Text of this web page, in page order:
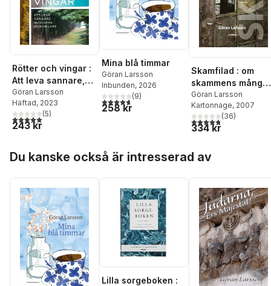
Rötter och vingar :
Att leva sannare,
modigare och
helare
Göran Larsson
Häftad, 2023
5,0utav 5 stjärnor. Totalt antal röster:
(5)
243 kr
Mina blå timmar
Göran Larsson
Inbunden, 2026
4,7utav 5 stjärnor. Totalt antal röster:
(9)
258 kr
Skamfilad : om
skammens många
ansikten & längtan
efter liv
Göran Larsson
Kartonnage, 2007
4,8utav 5 stjärnor.
(36)
334 kr
Du kanske också är intresserad av
Lilla sorgeboken :